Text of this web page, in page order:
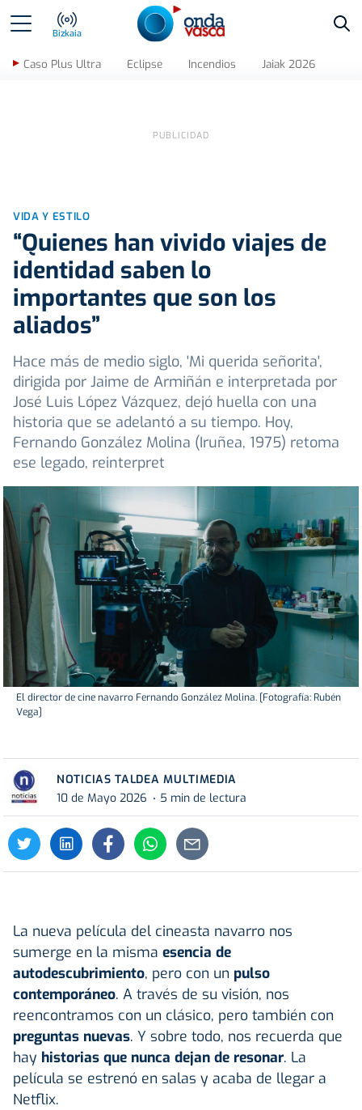
Bizkaia
Caso Plus Ultra Eclipse Incendios Jaiak 2026
VIDA Y ESTILO
“Quienes han vivido viajes de
identidad saben lo
importantes que son los
aliados”
Hace más de medio siglo, 'Mi querida señorita',
dirigida por Jaime de Armiñán e interpretada por
José Luis López Vázquez, dejó huella con una
historia que se adelantó a su tiempo. Hoy,
Fernando González Molina (Iruñea, 1975) retoma
ese legado, reinterpret
El director de cine navarro Fernando González Molina. [Fotografía: Rubén
Vega]
NOTICIAS TALDEA MULTIMEDIA
10 de Mayo 2026
5 min de lectura
La nueva película del cineasta navarro nos
sumerge en la misma esencia de
autodescubrimiento, pero con un pulso
contemporáneo. A través de su visión, nos
reencontramos con un clásico, pero también con
preguntas nuevas. Y sobre todo, nos recuerda que
hay historias que nunca dejan de resonar. La
película se estrenó en salas y acaba de llegar a
Netflix.